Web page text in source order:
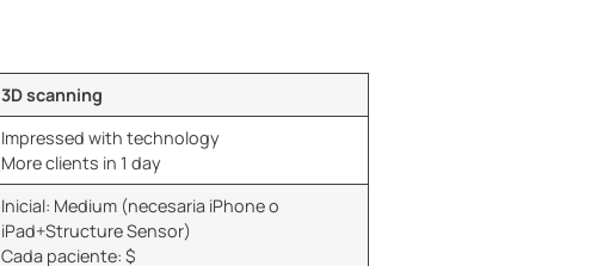
3D scanning
Impressed with technology
More clients in 1 day
Inicial: Medium (necesaria iPhone o
iPad+Structure Sensor)
Cada paciente: $